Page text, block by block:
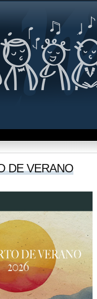
DE VERANO